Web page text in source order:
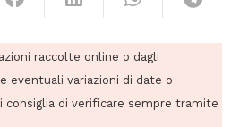
raccolte online o dagli
eventuali variazioni di date o
consiglia di verificare sempre tramite